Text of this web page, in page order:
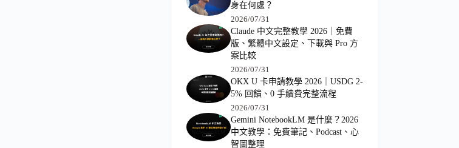
身在何處？
2026/07/31
Claude 中文完整教學 2026｜免費
版、繁體中文設定、下載與 Pro 方
案比較
2026/07/31
OKX U 卡申請教學 2026｜USDG 2-
5% 回饋、0 手續費完整流程
2026/07/31
Gemini NotebookLM 是什麼？2026
中文教學：免費筆記、Podcast、心
智圖整理